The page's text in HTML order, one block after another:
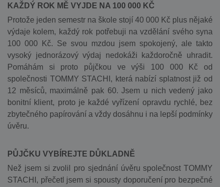
KAŽDÝ ROK MĚ VYJDE NA 100 000 KČ
Protože jeden semestr na škole stojí 40 000 Kč plus nějaké
výdaje kolem, každý rok potřebuji na vzdělání svého syna
100 000 Kč. Se svou mzdou jsem spokojený, ale takto
vysoký jednorázový výdaj nedokáži každoročně uhradit.
Pomáhám si proto půjčkou ve výši 100 000 Kč od
společnosti TOMMY STACHI, která nabízí splatnost již od
12 měsíců, maximálně pak 60. Jsem u nich vedený jako
bonitní klient, proto je každé vyřízení opravdu rychlé, bez
zbytečného papírování a vždy dosáhnu i na lepší podmínky
úvěru.
PŮJČKU VYBÍREJTE DŮKLADNĚ
Než jsem si zvolil pro sjednání úvěru společnost TOMMY
STACHI, přečetl jsem si spousty doporučení pro bezpečné